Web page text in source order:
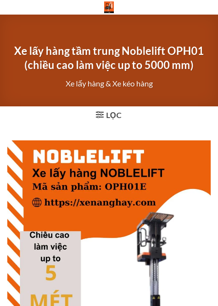
qua
Xe lấy hàng tầm trung Noblelift OPH01
(chiều cao làm việc up to 5000 mm)
Xe lấy hàng & Xe kéo hàng
LỌC